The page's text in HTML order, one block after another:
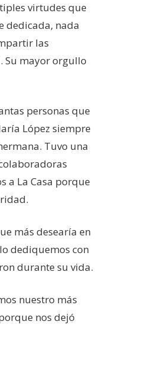
virtudes que
dedicada, nada
las
Su mayor orgullo
personas que
López siempre
Tuvo una
a La Casa porque
más desearía en
dediquemos con
durante su vida.
nuestro más
nos dejó